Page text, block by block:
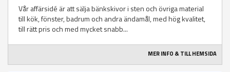
Vår affärsidé är att sälja bänkskivor i sten och övriga material
till kök, fönster, badrum och andra ändamål, med hög kvalitet,
till rätt pris och med mycket snabb...
MER INFO & TILL HEMSIDA